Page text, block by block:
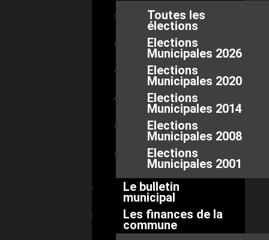
Toutes les
élections
Elections
Municipales 2026
Elections
Municipales 2020
Elections
Municipales 2014
Elections
Municipales 2008
Elections
Municipales 2001
Le bulletin
municipal
Les finances de la
commune